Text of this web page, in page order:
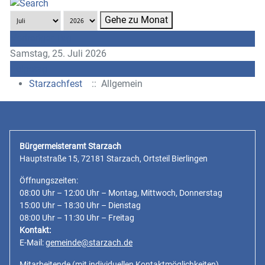
Gehe zu Monat
Samstag, 25. Juli 2026
Starzachfest
:: Allgemein
Bürgermeisteramt Starzach
Hauptstraße 15, 72181 Starzach, Ortsteil Bierlingen
Öffnungszeiten:
08:00 Uhr – 12:00 Uhr – Montag, Mittwoch, Donnerstag
15:00 Uhr – 18:30 Uhr – Dienstag
08:00 Uhr – 11:30 Uhr – Freitag
Kontakt:
E-Mail:gemeinde@starzach.de